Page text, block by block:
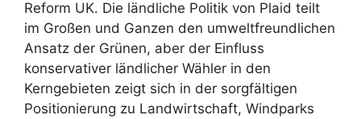
Reform UK. Die ländliche Politik von Plaid teilt
im Großen und Ganzen den umweltfreundlichen
Ansatz der Grünen, aber der Einfluss
konservativer ländlicher Wähler in den
Kerngebieten zeigt sich in der sorgfältigen
Positionierung zu Landwirtschaft, Windparks